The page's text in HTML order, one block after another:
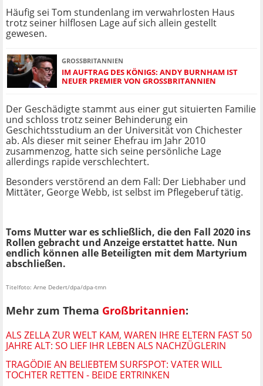
Häufig sei Tom stundenlang im verwahrlosten Haus
trotz seiner hilflosen Lage auf sich allein gestellt
gewesen.
GROSSBRITANNIEN
IM AUFTRAG DES KÖNIGS: ANDY BURNHAM IST
NEUER PREMIER VON GROSSBRITANNIEN
Der Geschädigte stammt aus einer gut situierten Familie
und schloss trotz seiner Behinderung ein
Geschichtsstudium an der Universität von Chichester
ab. Als dieser mit seiner Ehefrau im Jahr 2010
zusammenzog, hatte sich seine persönliche Lage
allerdings rapide verschlechtert.
Besonders verstörend an dem Fall: Der Liebhaber und
Mittäter, George Webb, ist selbst im Pflegeberuf tätig.
Toms Mutter war es schließlich, die den Fall 2020 ins
Rollen gebracht und Anzeige erstattet hatte. Nun
endlich können alle Beteiligten mit dem Martyrium
abschließen.
Titelfoto: Arne Dedert/dpa/dpa-tmn
Mehr zum Thema Großbritannien:
ALS ZELLA ZUR WELT KAM, WAREN IHRE ELTERN FAST 50
JAHRE ALT: SO LIEF IHR LEBEN ALS NACHZÜGLERIN
TRAGÖDIE AN BELIEBTEM SURFSPOT: VATER WILL
TOCHTER RETTEN - BEIDE ERTRINKEN